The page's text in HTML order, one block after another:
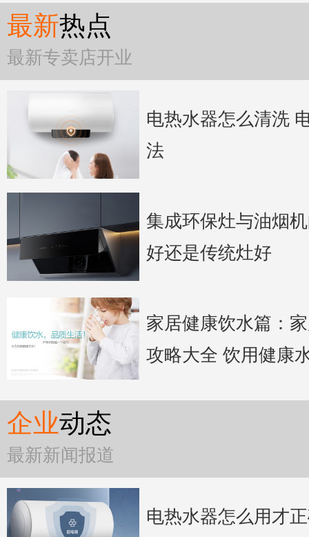
最新热点
最新专卖店开业
电热水器怎么清洗
法
集成环保灶与油烟
好还是传统灶好
家居健康饮水篇：
攻略大全 饮用健康
企业动态
最新新闻报道
电热水器怎么用才